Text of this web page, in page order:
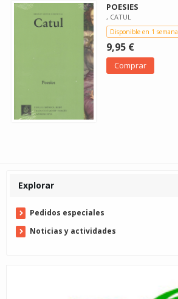
POESIES
, CATUL
Disponible en 1 semana
9,95 €
Comprar
Explorar
Pedidos especiales
Noticias y actividades